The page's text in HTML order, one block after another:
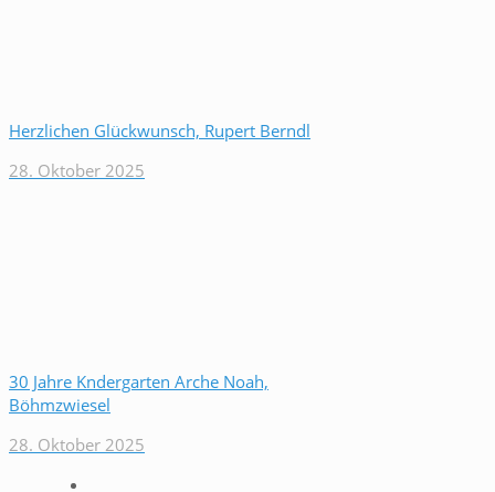
Herzlichen Glückwunsch, Rupert Berndl
28. Oktober 2025
30 Jahre Kndergarten Arche Noah,
Böhmzwiesel
28. Oktober 2025